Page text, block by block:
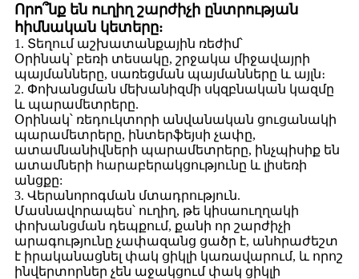
Որո՞նք են ուղիղ շարժիչի ընտրության
հիմնական կետերը:
1. Տեղում աշխատանքային ռեժիմ՝
Օրինակ՝ բեռի տեսակը, շրջակա միջավայրի
պայմանները, սառեցման պայմանները և այլն։
2. Փոխանցման մեխանիզմի սկզբնական կազմը
և պարամետրերը.
Օրինակ՝ ռեդուկտորի անվանական ցուցանակի
պարամետրերը, ինտերֆեյսի չափը,
ատամնանիվների պարամետրերը, ինչպիսիք են
ատամների հարաբերակցությունը և լիսեռի
անցքը:
3. Վերանորոգման մտադրություն.
Մասնավորապես՝ ուղիղ, թե կիսաուղղակի
փոխանցման դեպքում, քանի որ շարժիչի
արագությունը չափազանց ցածր է, անհրաժեշտ
է իրականացնել փակ ցիկլի կառավարում, և որոշ
ինվերտորներ չեն աջակցում փակ ցիկլի